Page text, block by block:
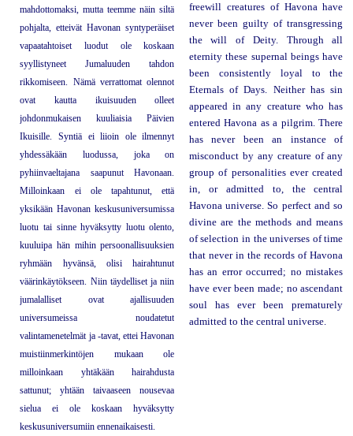
mahdottomaksi, mutta teemme näin siltä
pohjalta, etteivät Havonan syntyperäiset
vapaatahtoiset luodut ole koskaan
syyllistyneet Jumaluuden tahdon
rikkomiseen. Nämä verrattomat olennot
ovat kautta ikuisuuden olleet
johdonmukaisen kuuliaisia Päivien
Ikuisille. Syntiä ei liioin ole ilmennyt
yhdessäkään luodussa, joka on
pyhiinvaeltajana saapunut Havonaan.
Milloinkaan ei ole tapahtunut, että
yksikään Havonan keskusuniversumissa
luotu tai sinne hyväksytty luotu olento,
kuuluipa hän mihin persoonallisuuksien
ryhmään hyvänsä, olisi hairahtunut
väärinkäytökseen. Niin täydelliset ja niin
jumalalliset ovat ajallisuuden
universumeissa noudatetut
valintamenetelmät ja -tavat, ettei Havonan
muistiinmerkintöjen mukaan ole
milloinkaan yhtäkään hairahdusta
sattunut; yhtään taivaaseen nousevaa
sielua ei ole koskaan hyväksytty
keskusuniversumiin ennenaikaisesti.
freewill creatures of Havona have
never been guilty of transgressing
the will of Deity. Through all
eternity these supernal beings have
been consistently loyal to the
Eternals of Days. Neither has sin
appeared in any creature who has
entered Havona as a pilgrim. There
has never been an instance of
misconduct by any creature of any
group of personalities ever created
in, or admitted to, the central
Havona universe. So perfect and so
divine are the methods and means
of selection in the universes of time
that never in the records of Havona
has an error occurred; no mistakes
have ever been made; no ascendant
soul has ever been prematurely
admitted to the central universe.